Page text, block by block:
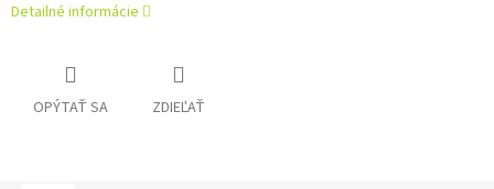
Detailné informácie
OPÝTAŤ SA ZDIEĽAŤ